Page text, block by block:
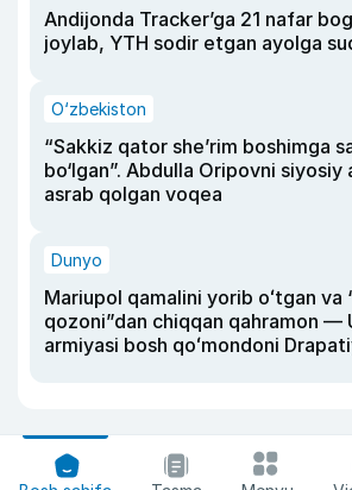
Andijonda Tracker’ga 21 nafar
joylab, YTH sodir etgan ayolga
O‘zbekiston
“Sakkiz qator she’rim boshimga
bo‘lgan”. Abdulla Oripovni
asrab qolgan voqea
Dunyo
Mariupol qamalini yorib oʻtgan va
qozoni”dan chiqqan qahramon —
armiyasi bosh qoʻmondoni